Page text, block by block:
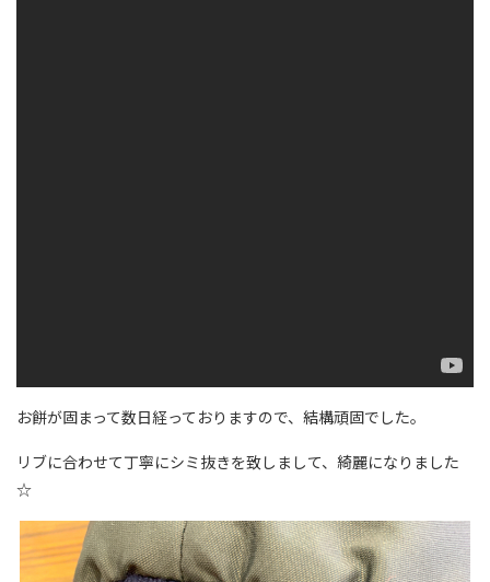
お餅が固まって数日経っておりますので、結構頑固でした。
リブに合わせて丁寧にシミ抜きを致しまして、綺麗になりました
☆